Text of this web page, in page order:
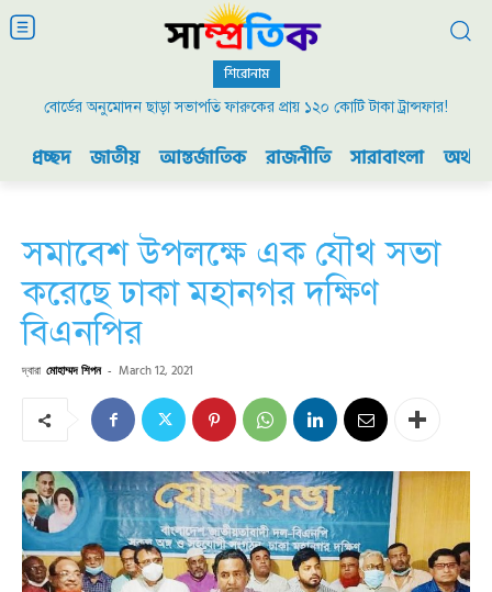
শিরোনাম
বোর্ডের অনুমোদন ছাড়া সভাপতি ফারুকের প্রায় ১২০ কোটি টাকা ট্রান্সফার!
প্রচ্ছদ জাতীয় আন্তর্জাতিক রাজনীতি সারাবাংলা
সমাবেশ উপলক্ষে এক যৌথ সভা
করেছে ঢাকা মহানগর দক্ষিণ
বিএনপির
দ্বারা মোহাম্মদ শিপন - March 12, 2021